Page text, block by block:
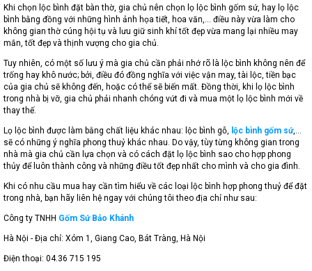
Khi chọn lộc bình đặt bàn thờ, gia chủ nên chọn lọ lộc bình gốm sứ, hay lọ lộc
bình bằng đồng với những hình ảnh họa tiết, hoa văn,… điều này vừa làm cho
không gian thờ cúng hội tụ và lưu giữ sinh khí tốt đẹp vừa mang lại nhiều may
mắn, tốt đẹp và thịnh vượng cho gia chủ.
Tuy nhiên, có một số lưu ý mà gia chủ cần phải nhớ rõ là lộc bình không nên để
trống hay khô nước; bởi, điều đó đồng nghĩa với việc vận may, tài lộc, tiền bạc
của gia chủ sẽ không đến, hoặc có thể sẽ biến mất. Đồng thời, khi lọ lộc bình
trong nhà bị vỡ, gia chủ phải nhanh chóng vứt đi và mua một lọ lộc bình mới về
thay thế.
Lọ lộc bình được làm bằng chất liệu khác nhau: lộc bình gỗ, lộc bình gốm sứ,…
sẽ có những ý nghĩa phong thuỷ khác nhau. Do vậy, tùy từng không gian trong
nhà mà gia chủ cần lựa chọn và có cách đặt lọ lộc bình sao cho hợp phong
thủy để luôn thành công và những điều tốt đẹp nhất cho mình và cho gia đình.
Khi có nhu cầu mua hay cần tìm hiểu về các loại lộc bình hợp phong thuỷ để đặt
trong nhà, bạn hãy liên hệ ngay với chúng tôi theo địa chỉ như sau:
Công ty TNHH Gốm Sứ Bảo Khánh
Hà Nội - Địa chỉ: Xóm 1, Giang Cao, Bát Tràng, Hà Nội
Điện thoại: 04.36 715 195